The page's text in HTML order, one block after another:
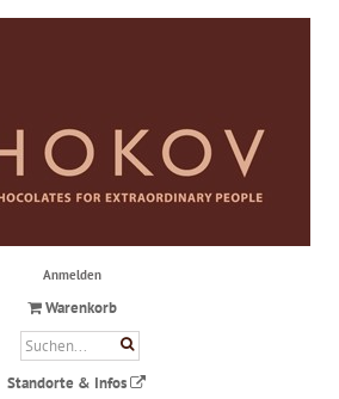
Anmelden
Warenkorb
Standorte & Infos